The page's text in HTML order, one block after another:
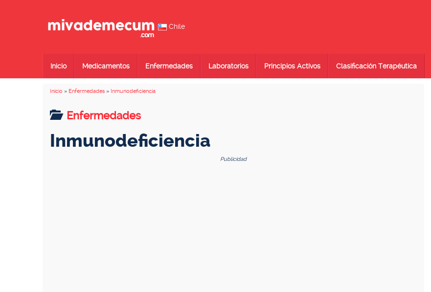
Chile
Inicio Medicamentos Enfermedades Laboratorios Principios Activos Clasificación Terapéutica
Inicio » Enfermedades » Inmunodeficiencia
Enfermedades
Inmunodeficiencia
Publicidad